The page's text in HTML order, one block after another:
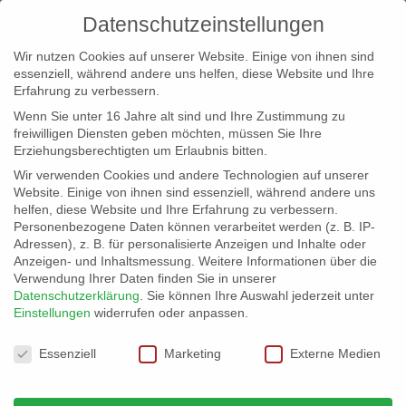
info@erfolgreich-events.de
+4940 46 777 230
Datenschutzeinstellungen
Wir nutzen Cookies auf unserer Website. Einige von ihnen sind
essenziell, während andere uns helfen, diese Website und Ihre
Erfahrung zu verbessern.
Wenn Sie unter 16 Jahre alt sind und Ihre Zustimmung zu
freiwilligen Diensten geben möchten, müssen Sie Ihre
Erziehungsberechtigten um Erlaubnis bitten.
Wir verwenden Cookies und andere Technologien auf unserer
Website. Einige von ihnen sind essenziell, während andere uns
helfen, diese Website und Ihre Erfahrung zu verbessern.
Personenbezogene Daten können verarbeitet werden (z. B. IP-
Adressen), z. B. für personalisierte Anzeigen und Inhalte oder
Anzeigen- und Inhaltsmessung. Weitere Informationen über die
Verwendung Ihrer Daten finden Sie in unserer
Datenschutzerklärung
Sie können Ihre Auswahl jederzeit unter
Einstellungen widerrufen oder anpassen.
Datenschutzeinstellungen
Essenziell Marketing Externe Medien